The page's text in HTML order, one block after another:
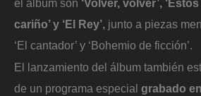
el álbum son ‘Volver, volver’,
cariño’ y ‘El Rey’, junto a piezas
‘El cantador’ y ‘Bohemio de ficción’.
El lanzamiento del álbum también
de un programa especial grabado